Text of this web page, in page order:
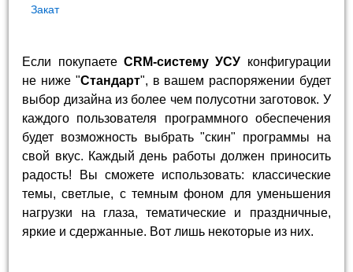
Закат
Если покупаете CRM-систему УСУ конфигурации
не ниже "Стандарт", в вашем распоряжении будет
выбор дизайна из более чем полусотни заготовок. У
каждого пользователя программного обеспечения
будет возможность выбрать "скин" программы на
свой вкус. Каждый день работы должен приносить
радость! Вы сможете использовать: классические
темы, светлые, с темным фоном для уменьшения
нагрузки на глаза, тематические и праздничные,
яркие и сдержанные. Вот лишь некоторые из них.